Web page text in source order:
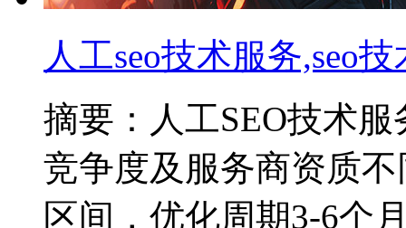
人工seo技术服务,seo
摘要：人工SEO技术
竞争度及服务商资质
区间，优化周期3-6个